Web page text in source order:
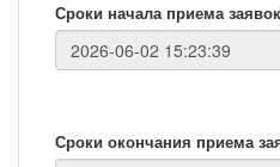
Сроки начала приема
Сроки окончания приема